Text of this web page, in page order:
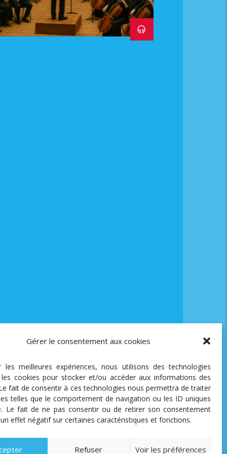
Gérer le consentement aux cookies
les meilleures expériences, nous utilisons des technologies
cookies pour stocker et/ou accéder aux informations des
fait de consentir à ces technologies nous permettra de traiter
telles que le comportement de navigation ou les ID uniques
Le fait de ne pas consentir ou de retirer son consentement
effet négatif sur certaines caractéristiques et fonctions.
Refuser Voir les préférences
QUELQUES AUTRES.